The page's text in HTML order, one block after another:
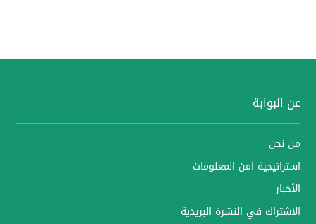
عن البوابة
من نحن
استراتيجية امن المعلومات
الأخبار
الاشتراك في النشرة البريدية